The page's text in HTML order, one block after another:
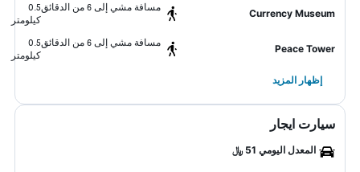
Currency Museum
مسافة مشي إلى 6 من الدقائق
0.5
كيلومتر
Peace Tower
مسافة مشي إلى 6 من الدقائق
0.5
كيلومتر
إظهار المزيد
سيارت ايجار
المعدل اليومي 51 ﷼